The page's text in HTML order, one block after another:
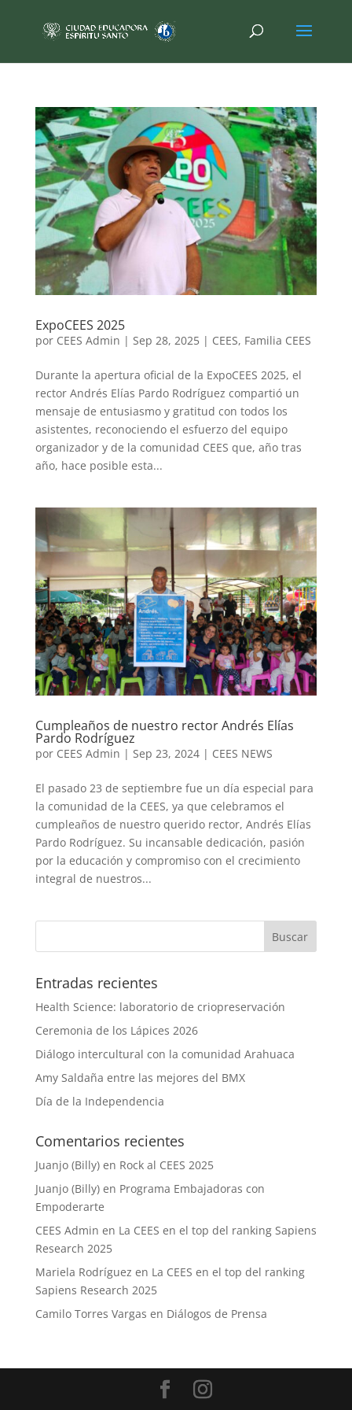
ExpoCEES 2025
por CEES Admin | Sep 28, 2025| CEES, Familia CEES
Durante la apertura oficial de la ExpoCEES 2025, el
rector Andrés Elías Pardo Rodríguez compartió un
mensaje de entusiasmo y gratitud con todos los
asistentes, reconociendo el esfuerzo del equipo
organizador y de la comunidad CEES que, año tras
año, hace posible esta...
Cumpleaños de nuestro rector Andrés Elías
Pardo Rodríguez
por CEES Admin | Sep 23, 2024| CEES NEWS
El pasado 23 de septiembre fue un día especial para
la comunidad de la CEES, ya que celebramos el
cumpleaños de nuestro querido rector, Andrés Elías
Pardo Rodríguez. Su incansable dedicación, pasión
por la educación y compromiso con el crecimiento
integral de nuestros...
Entradas recientes
Health Science: laboratorio de criopreservación
Ceremonia de los Lápices 2026
Diálogo intercultural con la comunidad Arahuaca
Amy Saldaña entre las mejores del BMX
Día de la Independencia
Comentarios recientes
Juanjo (Billy)en Rock al CEES 2025
Juanjo (Billy)en Programa Embajadoras con
Empoderarte
CEES Admin en La CEES en el top del ranking Sapiens
Research 2025
Mariela Rodríguez en La CEES en el top del ranking
Sapiens Research 2025
Camilo Torres Vargas en Diálogos de Prensa